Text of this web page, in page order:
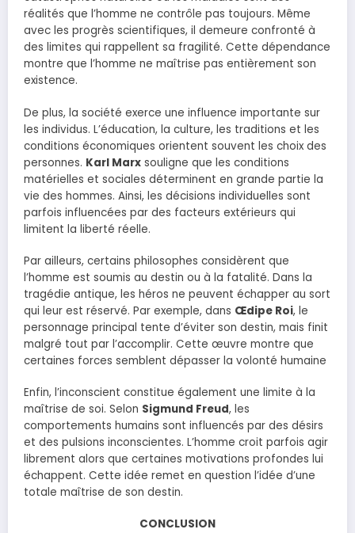
réalités que l’homme ne contrôle pas toujours. Même
avec les progrès scientifiques, il demeure confronté à
des limites qui rappellent sa fragilité. Cette dépendance
montre que l’homme ne maîtrise pas entièrement son
existence.
De plus, la société exerce une influence importante sur
les individus. L’éducation, la culture, les traditions et les
conditions économiques orientent souvent les choix des
personnes. Karl Marx souligne que les conditions
matérielles et sociales déterminent en grande partie la
vie des hommes. Ainsi, les décisions individuelles sont
parfois influencées par des facteurs extérieurs qui
limitent la liberté réelle.
Par ailleurs, certains philosophes considèrent que
l’homme est soumis au destin ou à la fatalité. Dans la
tragédie antique, les héros ne peuvent échapper au sort
qui leur est réservé. Par exemple, dans Œdipe Roi, le
personnage principal tente d’éviter son destin, mais finit
malgré tout par l’accomplir. Cette œuvre montre que
certaines forces semblent dépasser la volonté humaine
Enfin, l’inconscient constitue également une limite à la
maîtrise de soi. Selon Sigmund Freud, les
comportements humains sont influencés par des désirs
et des pulsions inconscientes. L’homme croit parfois agir
librement alors que certaines motivations profondes lui
échappent. Cette idée remet en question l’idée d’une
totale maîtrise de son destin.
CONCLUSION